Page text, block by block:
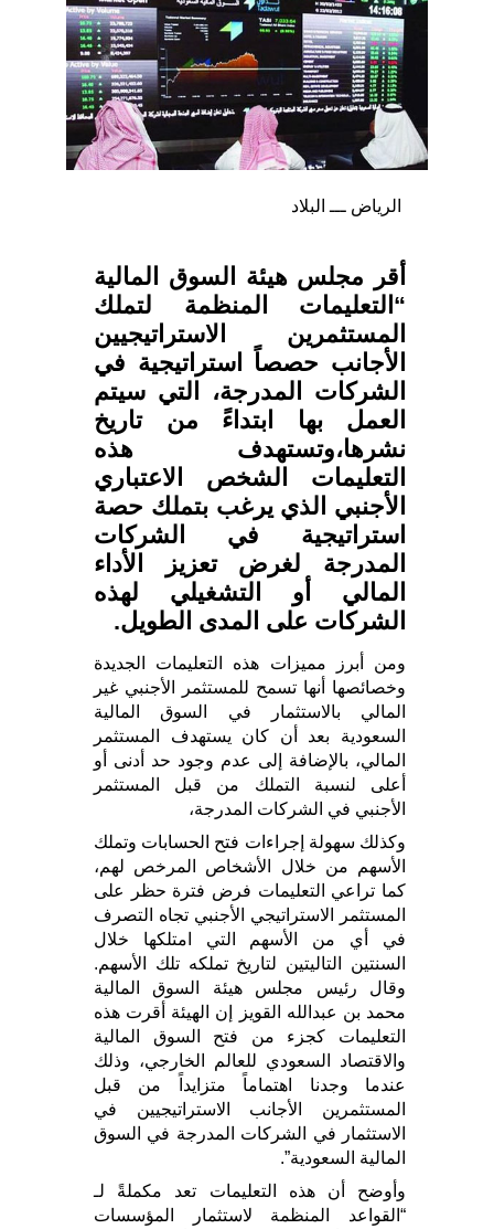
الرياض ـــ البلاد
أقر مجلس هيئة السوق المالية
“التعليمات المنظمة لتملك
المستثمرين الاستراتيجيين
الأجانب حصصاً استراتيجية في
الشركات المدرجة، التي سيتم
العمل بها ابتداءً من تاريخ
نشرها،وتستهدف هذه
التعليمات الشخص الاعتباري
الأجنبي الذي يرغب بتملك حصة
استراتيجية في الشركات
المدرجة لغرض تعزيز الأداء
المالي أو التشغيلي لهذه
الشركات على المدى الطويل.
ومن أبرز مميزات هذه التعليمات الجديدة
وخصائصها أنها تسمح للمستثمر الأجنبي غير
المالي بالاستثمار في السوق المالية
السعودية بعد أن كان يستهدف المستثمر
المالي، بالإضافة إلى عدم وجود حد أدنى أو
أعلى لنسبة التملك من قبل المستثمر
الأجنبي في الشركات المدرجة،
وكذلك سهولة إجراءات فتح الحسابات وتملك
الأسهم من خلال الأشخاص المرخص لهم،
كما تراعي التعليمات فرض فترة حظر على
المستثمر الاستراتيجي الأجنبي تجاه التصرف
في أي من الأسهم التي امتلكها خلال
السنتين التاليتين لتاريخ تملكه تلك الأسهم.
وقال رئيس مجلس هيئة السوق المالية
محمد بن عبدالله القويز إن الهيئة أقرت هذه
التعليمات كجزء من فتح السوق المالية
والاقتصاد السعودي للعالم الخارجي، وذلك
عندما وجدنا اهتماماً متزايداً من قبل
المستثمرين الأجانب الاستراتيجيين في
الاستثمار في الشركات المدرجة في السوق
المالية السعودية”.
وأوضح أن هذه التعليمات تعد مكملةً لـ
“القواعد المنظمة لاستثمار المؤسسات